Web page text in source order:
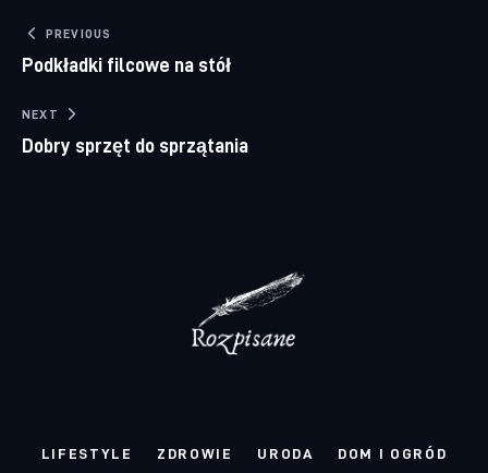
Nawigacja wpisu
PREVIOUS
Podkładki filcowe na stół
NEXT
Dobry sprzęt do sprzątania
LIFESTYLE ZDROWIE URODA DOM I OGRÓD